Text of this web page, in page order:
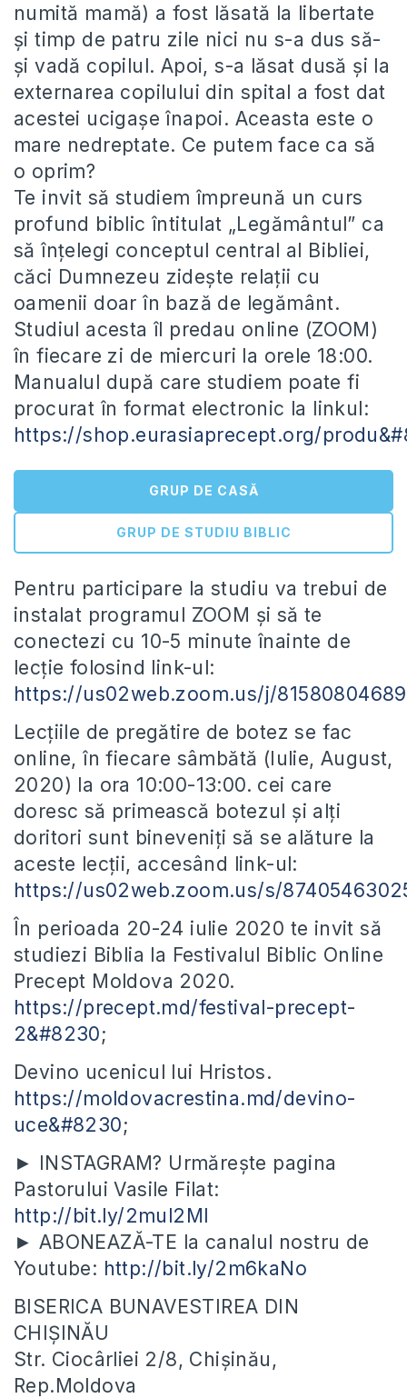
numită mamă) a fost lăsată la libertate
și timp de patru zile nici nu s-a dus să-
și vadă copilul. Apoi, s-a lăsat dusă și la
externarea copilului din spital a fost dat
acestei ucigașe înapoi. Aceasta este o
mare nedreptate. Ce putem face ca să
o oprim?
Te invit să studiem împreună un curs
profund biblic întitulat „Legământul” ca
să înțelegi conceptul central al Bibliei,
căci Dumnezeu zidește relații cu
oamenii doar în bază de legământ.
Studiul acesta îl predau online (ZOOM)
în fiecare zi de miercuri la orele 18:00.
Manualul după care studiem poate fi
procurat în format electronic la linkul:
https://shop.eurasiaprecept.org/
GRUP DE CASĂ
GRUP DE STUDIU BIBLIC
Pentru participare la studiu va trebui de
instalat programul ZOOM și să te
conectezi cu 10-5 minute înainte de
lecție folosind link-ul:
https://us02web.zoom.us/j/81580804689
Lecțiile de pregătire de botez se fac
online, în fiecare sâmbătă (Iulie, August,
2020) la ora 10:00-13:00. cei care
doresc să primească botezul și alți
doritori sunt bineveniți să se alăture la
aceste lecții, accesând link-ul:
https://us02web.zoom.us/s/
În perioada 20-24 iulie 2020 te invit să
studiezi Biblia la Festivalul Biblic Online
Precept Moldova 2020.
https://precept.md/festival-precept-
2&#8230;
Devino ucenicul lui Hristos.
https://moldovacrestina.md/devino-
uce&#8230;
► INSTAGRAM? Urmărește pagina
Pastorului Vasile Filat:
http://bit.ly/2mul2Ml
► ABONEAZĂ-TE la canalul nostru de
Youtube: http://bit.ly/2m6kaNo
BISERICA BUNAVESTIREA DIN
CHIȘINĂU
Str. Ciocârliei 2/8, Chișinău,
Rep.Moldova